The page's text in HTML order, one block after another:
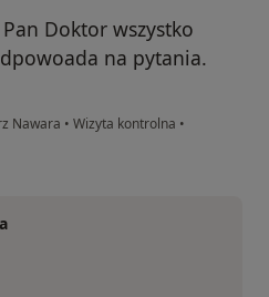
Doktor wszystko
na pytania.
Nawara • Wizyta kontrolna •